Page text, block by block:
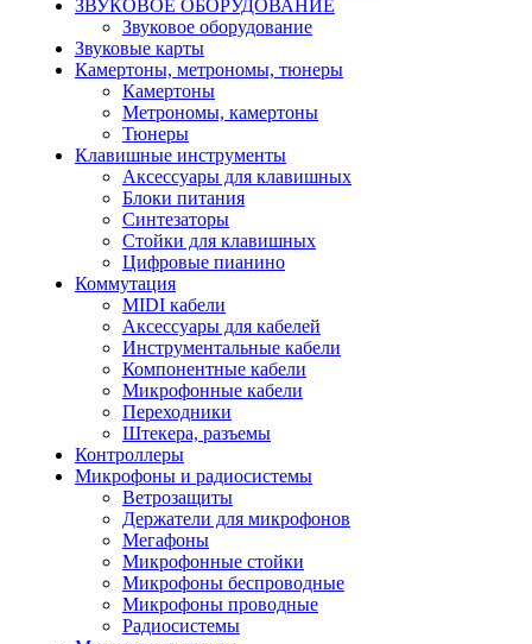
ЗВУКОВОЕ ОБОРУДОВАНИЕ
Звуковое оборудование
Звуковые карты
Камертоны, метрономы, тюнеры
Камертоны
Метрономы, камертоны
Тюнеры
Клавишные инструменты
Аксессуары для клавишных
Блоки питания
Синтезаторы
Стойки для клавишных
Цифровые пианино
Коммутация
MIDI кабели
Аксессуары для кабелей
Инструментальные кабели
Компонентные кабели
Микрофонные кабели
Переходники
Штекера, разъемы
Контроллеры
Микрофоны и радиосистемы
Ветрозащиты
Держатели для микрофонов
Мегафоны
Микрофонные стойки
Микрофоны беспроводные
Микрофоны проводные
Радиосистемы